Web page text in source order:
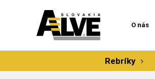
O nás
Rebríky